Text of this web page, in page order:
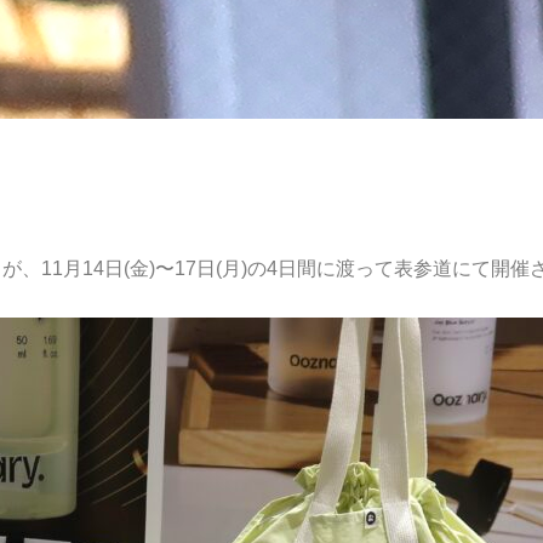
、11月14日(金)〜17日(月)の4日間に渡って表参道にて開催